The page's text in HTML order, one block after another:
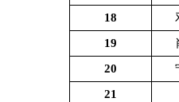
18
19
20
21